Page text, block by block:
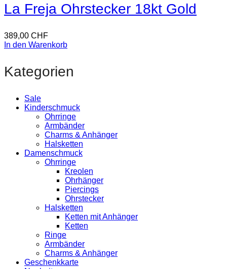
La Freja Ohrstecker 18kt Gold
389,00 CHF
In den Warenkorb
Kategorien
Sale
Kinderschmuck
Ohrringe
Armbänder
Charms & Anhänger
Halsketten
Damenschmuck
Ohrringe
Kreolen
Ohrhänger
Piercings
Ohrstecker
Halsketten
Ketten mit Anhänger
Ketten
Ringe
Armbänder
Charms & Anhänger
Geschenkkarte